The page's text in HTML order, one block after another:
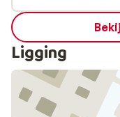
Ligging